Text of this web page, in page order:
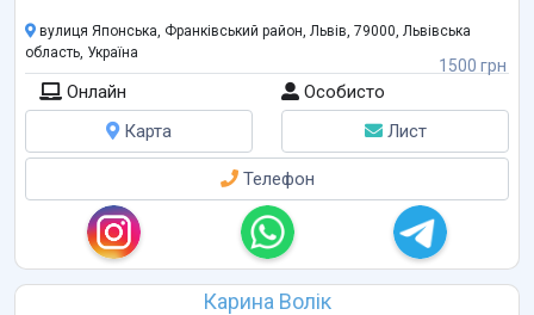
та...
1500 грн
вулиця Японська, Франківський район, Львів, 79000, Львівська
область, Україна
Онлайн
Особисто
Карта
Лист
Телефон
Карина Волік